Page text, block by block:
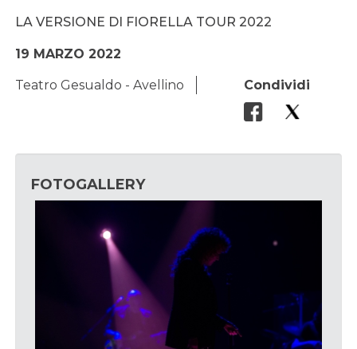
LA VERSIONE DI FIORELLA TOUR 2022
19 MARZO 2022
Teatro Gesualdo - Avellino Condividi
FOTOGALLERY